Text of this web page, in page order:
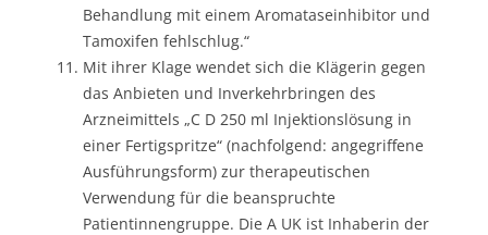
Behandlung mit einem Aromataseinhibitor und
Tamoxifen fehlschlug.“
Mit ihrer Klage wendet sich die Klägerin gegen
das Anbieten und Inverkehrbringen des
Arzneimittels „C D 250 ml Injektionslösung in
einer Fertigspritze“ (nachfolgend: angegriffene
Ausführungsform) zur therapeutischen
Verwendung für die beanspruchte
Patientinnengruppe. Die A UK ist Inhaberin der